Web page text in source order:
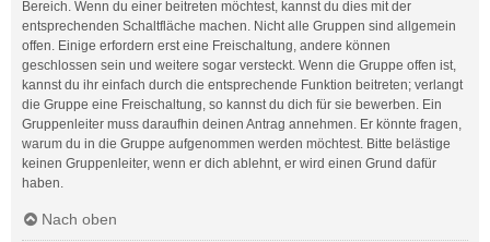
Bereich. Wenn du einer beitreten möchtest, kannst du dies mit der
entsprechenden Schaltfläche machen. Nicht alle Gruppen sind allgemein
offen. Einige erfordern erst eine Freischaltung, andere können
geschlossen sein und weitere sogar versteckt. Wenn die Gruppe offen ist,
kannst du ihr einfach durch die entsprechende Funktion beitreten; verlangt
die Gruppe eine Freischaltung, so kannst du dich für sie bewerben. Ein
Gruppenleiter muss daraufhin deinen Antrag annehmen. Er könnte fragen,
warum du in die Gruppe aufgenommen werden möchtest. Bitte belästige
keinen Gruppenleiter, wenn er dich ablehnt, er wird einen Grund dafür
haben.
Nach oben